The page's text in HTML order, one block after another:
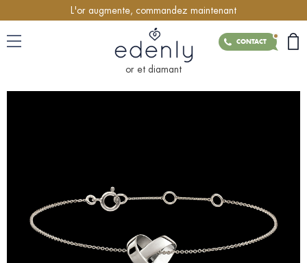
L'or augmente, commandez maintenant
CONTACT
or et diamant